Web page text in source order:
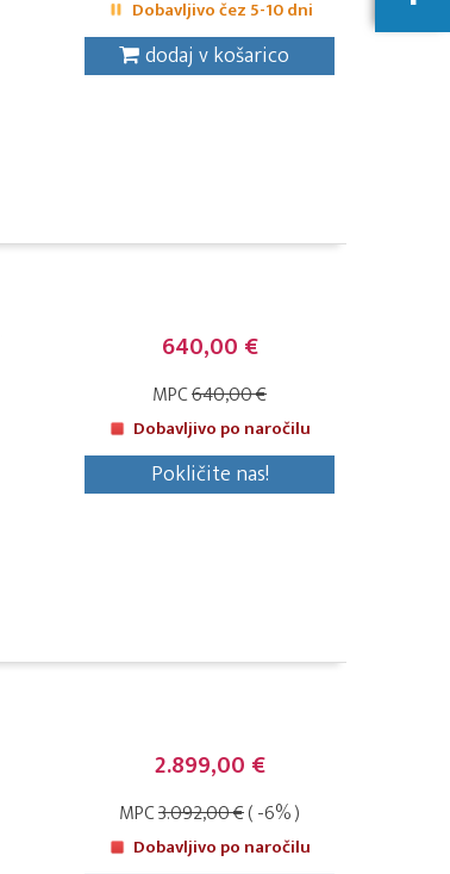
Dobavljivo čez 5-10 dni
dodaj v košarico
640,00 €
MPC640,00 €
Dobavljivo po naročilu
Pokličite nas!
2.899,00 €
MPC3.092,00 €( -6% )
Dobavljivo po naročilu